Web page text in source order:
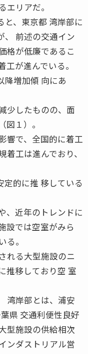
リアだ。
、東京都 湾岸部に
、 前述の交通イン
格が低廉であるこ
が進んでいる。
増加傾 向にあ
少したものの、面
１）。
響で、全国的に着工
工は進んでおり、
的に推 移している
、近年のトレンドに
設では空室がみら
。
れる大型施設のニ
推移しており空 室
岸部とは、浦安
県 交通利便性良好
型施設の供給相次
ンダストリアル営